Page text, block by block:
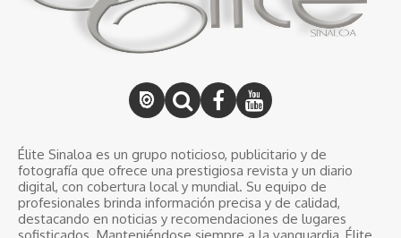
Élite Sinaloa es un grupo noticioso, publicitario y de
fotografía que ofrece una prestigiosa revista y un diario
digital, con cobertura local y mundial. Su equipo de
profesionales brinda información precisa y de calidad,
destacando en noticias y recomendaciones de lugares
sofisticados. Manteniéndose siempre a la vanguardia, Élite